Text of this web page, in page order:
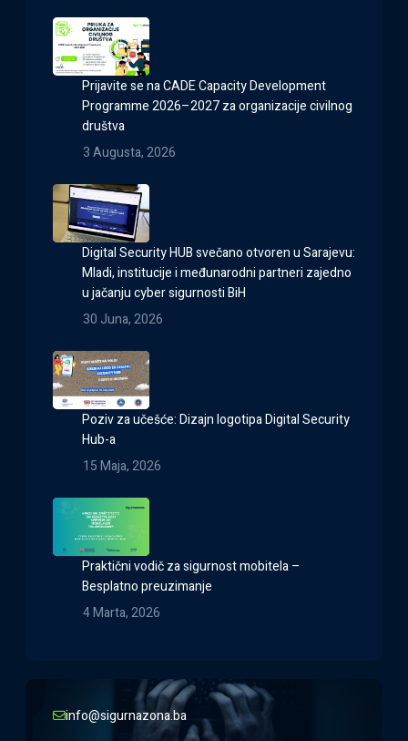
Prijavite se na CADE Capacity Development
Programme 2026–2027 za organizacije civilnog
društva
3 Augusta, 2026
Digital Security HUB svečano otvoren u Sarajevu:
Mladi, institucije i međunarodni partneri zajedno
u jačanju cyber sigurnosti BiH
30 Juna, 2026
Poziv za učešće: Dizajn logotipa Digital Security
Hub-a
15 Maja, 2026
Praktični vodič za sigurnost mobitela –
Besplatno preuzimanje
4 Marta, 2026
info@sigurnazona.ba